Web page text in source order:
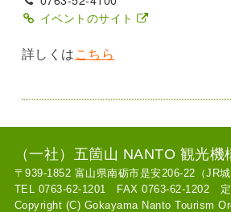
イベントのサイト
詳しくは こちら
（一社）五箇山 NANTO 観光機
〒939-1852 富山県南砺市是安206-22（JR城
TEL 0763-62-1201 FAX 0763-62-1202 定
Copyright (C) Gokayama Nanto Tourism